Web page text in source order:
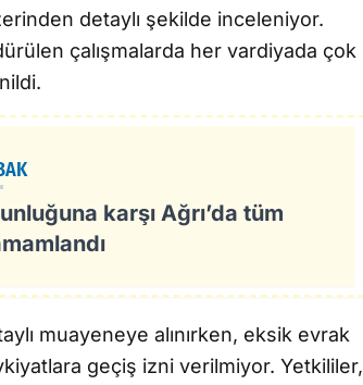
detaylı şekilde inceleniyor.
çalışmalarda her vardiyada çok
karşı Ağrı’da tüm
muayeneye alınırken, eksik evrak
geçiş izni verilmiyor. Yetkililer,